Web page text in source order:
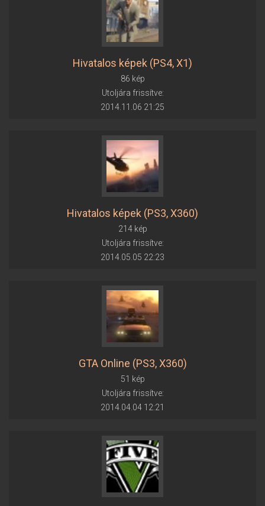
Hivatalos képek (PS4, X1)
86 kép
Utoljára frissítve:
2014.11.06 21:25
Hivatalos képek (PS3, X360)
214 kép
Utoljára frissítve:
2014.05.05 22:23
GTA Online (PS3, X360)
51 kép
Utoljára frissítve:
2014.04.04 12:21